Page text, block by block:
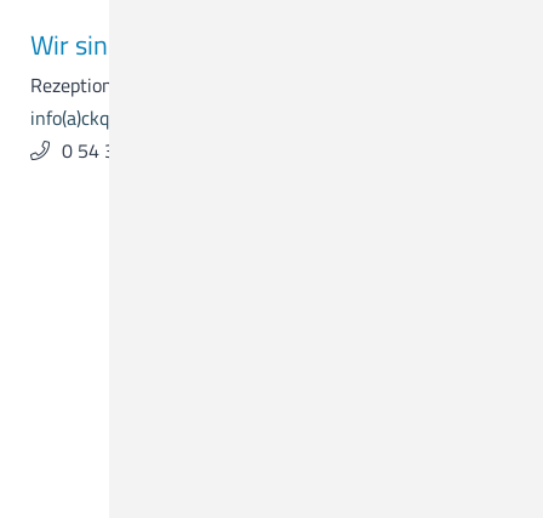
Wir sind für Sie da.
Rezeption & Empfang
info(a)ckq-gmbh.de
0 54 31 . 15 - 0